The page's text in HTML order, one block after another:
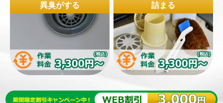
異臭がする
詰まる